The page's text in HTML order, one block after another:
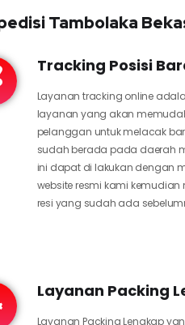
Tambolaka
Tracking Posisi
Layanan tracking online
layanan yang akan
pelanggan untuk melacak
sudah berada pada daerah
ini dapat di lakukan dengan
website resmi kami kemudian
resi yang sudah ada
Layanan Packing
Layanan Packing Lengkap